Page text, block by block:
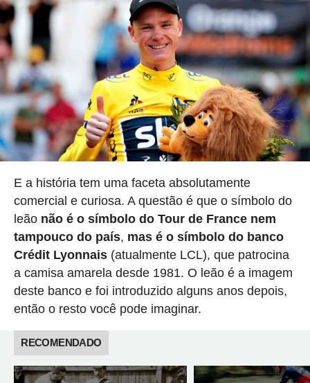
E a história tem uma faceta absolutamente
comercial e curiosa. A questão é que o símbolo do
leão não é o símbolo do Tour de France nem
tampouco do país, mas é o símbolo do banco
Crédit Lyonnais(atualmente LCL), que patrocina
a camisa amarela desde 1981. O leão é a imagem
deste banco e foi introduzido alguns anos depois,
então o resto você pode imaginar.
RECOMENDADO